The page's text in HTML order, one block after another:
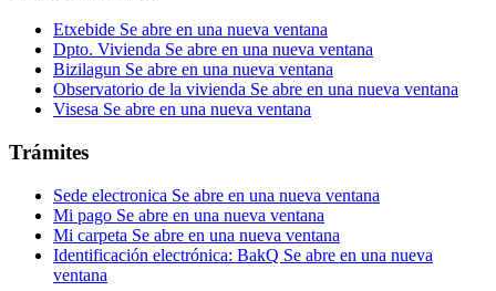
Etxebide Se abre en una nueva ventana
Dpto. Vivienda Se abre en una nueva ventana
Bizilagun Se abre en una nueva ventana
Observatorio de la vivienda Se abre en una nueva ventana
Visesa Se abre en una nueva ventana
Trámites
Sede electronica Se abre en una nueva ventana
Mi pago Se abre en una nueva ventana
Mi carpeta Se abre en una nueva ventana
Identificación electrónica: BakQ Se abre en una nueva
ventana